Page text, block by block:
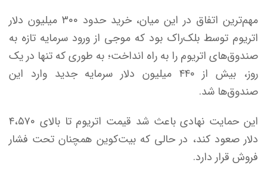
مهم‌ترین اتفاق در این میان، خرید حدود ۳۰۰ میلیون دلار
اتریوم توسط بلک‌راک بود که موجی از ورود سرمایه تازه به
صندوق‌های اتریوم را به راه انداخت؛ به طوری که تنها در یک
روز، بیش از ۴۴۰ میلیون دلار سرمایه جدید وارد این
صندوق‌ها شد.
این حمایت نهادی باعث شد قیمت اتریوم تا بالای ۴،۵۷۰
دلار صعود کند، در حالی که بیت‌کوین همچنان تحت فشار
فروش قرار دارد.